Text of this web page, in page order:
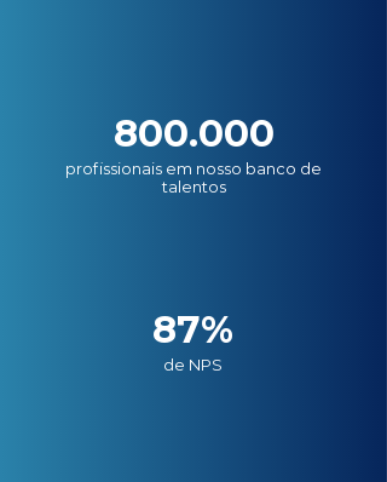
800.000
profissionais em nosso banco de
talentos
87%
de NPS